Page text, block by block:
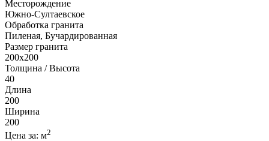
Месторождение
Южно-Султаевское
Обработка гранита
Пиленая, Бучардированная
Размер гранита
200х200
Толщина / Высота
40
Длина
200
Ширина
200
Цена за: м2